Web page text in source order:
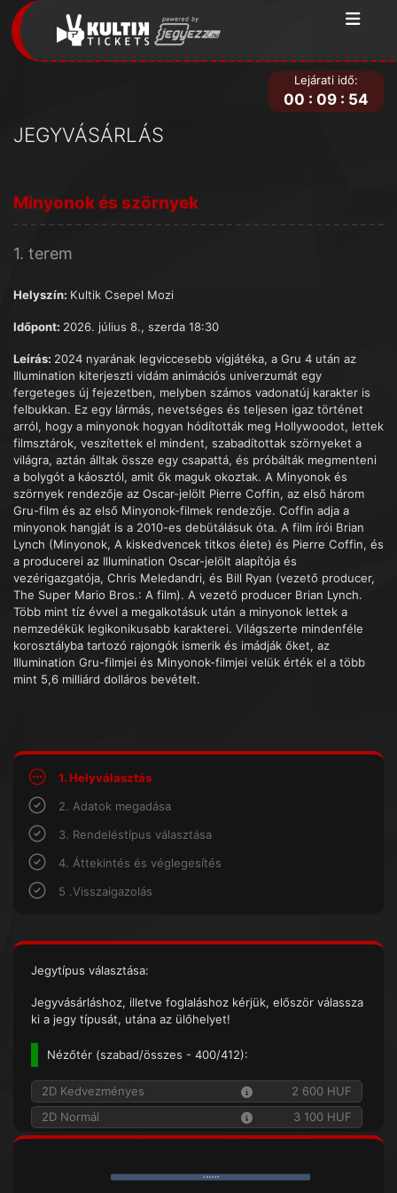
JEGYVÁSÁRLÁS
Lejárati idő:
00 : 09 : 54
Minyonok és szörnyek
1. terem
Helyszín: Kultik Csepel Mozi
Időpont: 2026. július 8., szerda 18:30
Leírás: 2024 nyarának legviccesebb vígjátéka, a Gru 4 után az
Illumination kiterjeszti vidám animációs univerzumát egy
fergeteges új fejezetben, melyben számos vadonatúj karakter is
felbukkan. Ez egy lármás, nevetséges és teljesen igaz történet
arról, hogy a minyonok hogyan hódították meg Hollywoodot, lettek
filmsztárok, veszítettek el mindent, szabadítottak szörnyeket a
világra, aztán álltak össze egy csapattá, és próbálták megmenteni
a bolygót a káosztól, amit ők maguk okoztak. A Minyonok és
szörnyek rendezője az Oscar-jelölt Pierre Coffin, az első három
Gru-film és az első Minyonok-filmek rendezője. Coffin adja a
minyonok hangját is a 2010-es debütálásuk óta. A film írói Brian
Lynch (Minyonok, A kiskedvencek titkos élete) és Pierre Coffin, és
a producerei az Illumination Oscar-jelölt alapítója és
vezérigazgatója, Chris Meledandri, és Bill Ryan (vezető producer,
The Super Mario Bros.: A film). A vezető producer Brian Lynch.
Több mint tíz évvel a megalkotásuk után a minyonok lettek a
nemzedékük legikonikusabb karakterei. Világszerte mindenféle
korosztályba tartozó rajongók ismerik és imádják őket, az
Illumination Gru-filmjei és Minyonok-filmjei velük érték el a több
mint 5,6 milliárd dolláros bevételt.
1. Helyválasztás
2. Adatok megadása
3. Rendeléstípus választása
4. Áttekintés és véglegesítés
5 .Visszaigazolás
Jegytípus választása:
Jegyvásárláshoz, illetve foglaláshoz kérjük, először válassza
ki a jegy típusát, utána az ülőhelyet!
Nézőtér (szabad/összes - 400/412):
2D Kedvezményes
2 600 HUF
2D Normál
3 100 HUF
V á s z o n